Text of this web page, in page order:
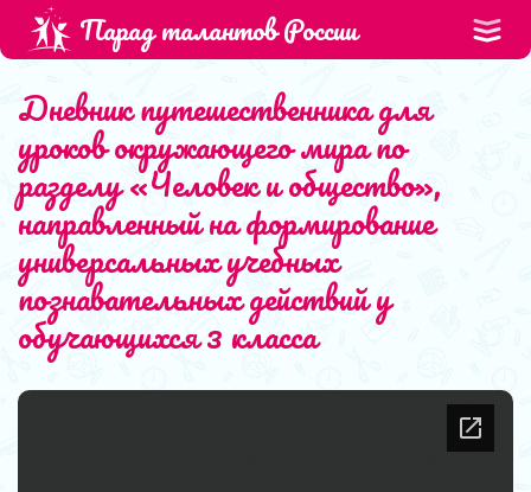
Парад талантов России
Дневник путешественника для
уроков окружающего мира по
разделу «Человек и общество»,
направленный на формирование
универсальных учебных
познавательных действий у
обучающихся 3 класса